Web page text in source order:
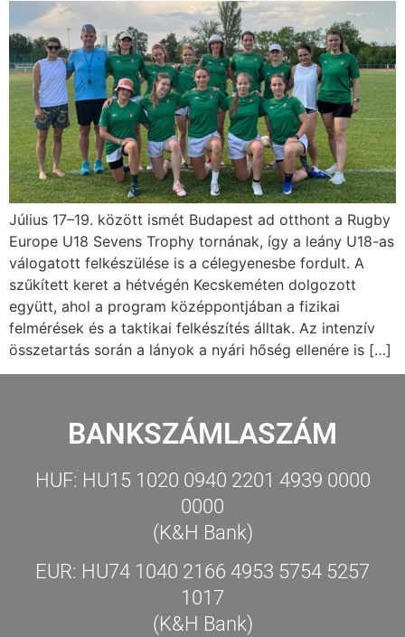
Július 17–19. között ismét Budapest ad otthont a Rugby
Europe U18 Sevens Trophy tornának, így a leány U18-as
válogatott felkészülése is a célegyenesbe fordult. A
szűkített keret a hétvégén Kecskeméten dolgozott
együtt, ahol a program középpontjában a fizikai
felmérések és a taktikai felkészítés álltak. Az intenzív
összetartás során a lányok a nyári hőség ellenére is […]
BANKSZÁMLASZÁM
HUF: HU15 1020 0940 2201 4939 0000
0000
(K&H Bank)
EUR: HU74 1040 2166 4953 5754 5257
1017
(K&H Bank)